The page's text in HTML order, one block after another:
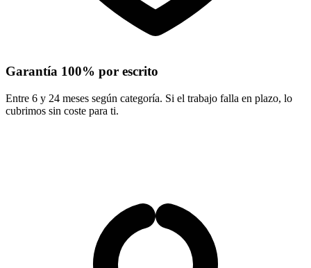
Garantía 100% por escrito
Entre 6 y 24 meses según categoría. Si el trabajo falla en plazo, lo
cubrimos sin coste para ti.